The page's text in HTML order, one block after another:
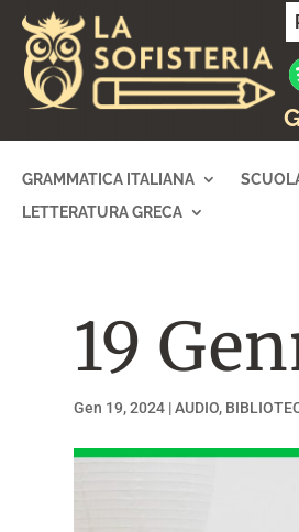
GRAMMATICA ITALIANA
LETTERATURA GRECA
19
Gen 19, 2024 |AUDIO,